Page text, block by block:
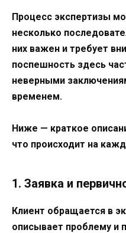
Процесс экспертизы
несколько
них важен и требует
поспешность здесь
неверными
временем.
Ниже — краткое
что происходит на
1. Заявка и
Клиент обращается в
описывает проблему и